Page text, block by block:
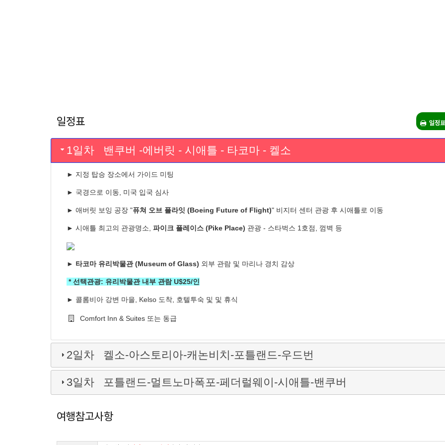
일정표 일정
1일차 밴쿠버 -에버릿 - 시애틀 - 타코마 - 켈소
► 지정 탑승 장소에서 가이드 미팅
► 국경으로 이동, 미국 입국 심사
► 애버릿 보잉 공장 "퓨쳐 오브 플라잇 (Boeing Future of Flight)" 비지터 센터 관광 후 시애틀로 이동
► 시애틀 최고의 관광명소, 파이크 플레이스 (Pike Place) 관광 - 스타벅스 1호점, 껌벽 등
► 타코마 유리박물관 (Museum of Glass) 외부 관람 및 마리나 경치 감상
* 선택관광: 유리박물관 내부 관람 U$25/인
► 콜롬비아 강변 마을, Kelso 도착, 호텔투숙 및 및 휴식
Comfort Inn & Suites 또는 동급
2일차 켈소-아스토리아-캐논비치-포틀랜드-우드번
3일차 포틀랜드-멀트노마폭포-페더럴웨이-시애틀-밴쿠버
여행참고사항